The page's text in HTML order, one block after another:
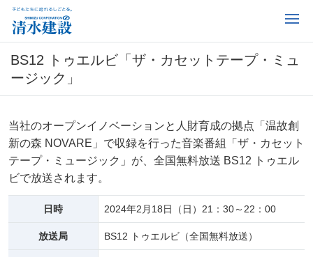
BS12 トゥエルビ「ザ・カセットテープ・ミュ
ージック」
当社のオープンイノベーションと人財育成の拠点「温故創
新の森 NOVARE」で収録を行った音楽番組「ザ・カセット
テープ・ミュージック」が、全国無料放送 BS12 トゥエル
ビで放送されます。
日時 2024年2月18日（日）21：30～22：00
放送局 BS12 トゥエルビ（全国無料放送）